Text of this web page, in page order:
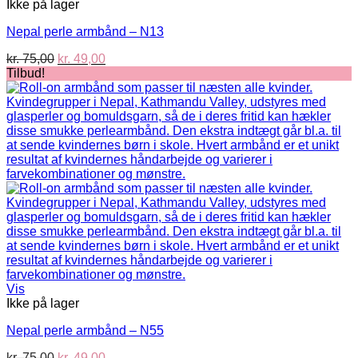
Ikke på lager
Nepal perle armbånd – N13
kr.75,00 Den
pris
var:
kr. 75,00.
kr. 49,00Den
pris
er:
kr. 49,00.
Tilbud!
Vis
Ikke på lager
Nepal perle armbånd – N55